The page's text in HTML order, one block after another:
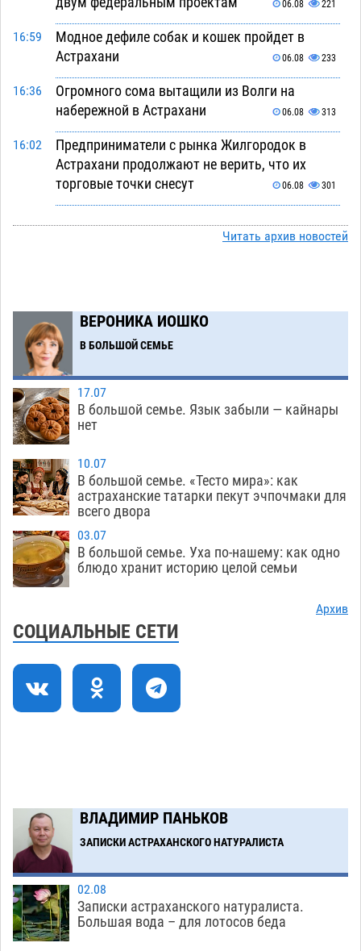
06.08 221
16:59
Модное дефиле собак и кошек пройдет в
Астрахани
06.08 233
16:36
Огромного сома вытащили из Волги на
набережной в Астрахани
06.08 313
16:02
Предприниматели с рынка Жилгородок в
Астрахани продолжают не верить, что их
торговые точки снесут
06.08 301
на новой серебряной монете Банка России
в музее Пушкина в Москве
06.08 222
13:50
Мэрия Астрахани переводит городские
зеленые зоны на автоматический полив
13:13
Скончался второй ребенок после пожара в
Астрахани
12:49
Астраханские гандболисты с крупной победы
стартовали на Всероссийской Спартакиаде
12:16
В астраханском селе невестка изрешетила
машину свекрови
06.08
нелегалов прямым рейсом из Шереметьево
11:08 Как астраханцы назвали своих детей в июле
Загрузить еще
Читать архив новостей
ВЕРОНИКА ИОШКО
В БОЛЬШОЙ СЕМЬЕ
17.07
В большой семье. Язык забыли — кайнары
нет
10.07
В большой семье. «Тесто мира»: как
астраханские татарки пекут эчпочмаки для
всего двора
03.07
В большой семье. Уха по-нашему: как одно
блюдо хранит историю целой семьи
Архив
СОЦИАЛЬНЫЕ СЕТИ
ВЛАДИМИР ПАНЬКОВ
ЗАПИСКИ АСТРАХАНСКОГО НАТУРАЛИСТА
02.08
Записки астраханского натуралиста.
Большая вода – для лотосов беда